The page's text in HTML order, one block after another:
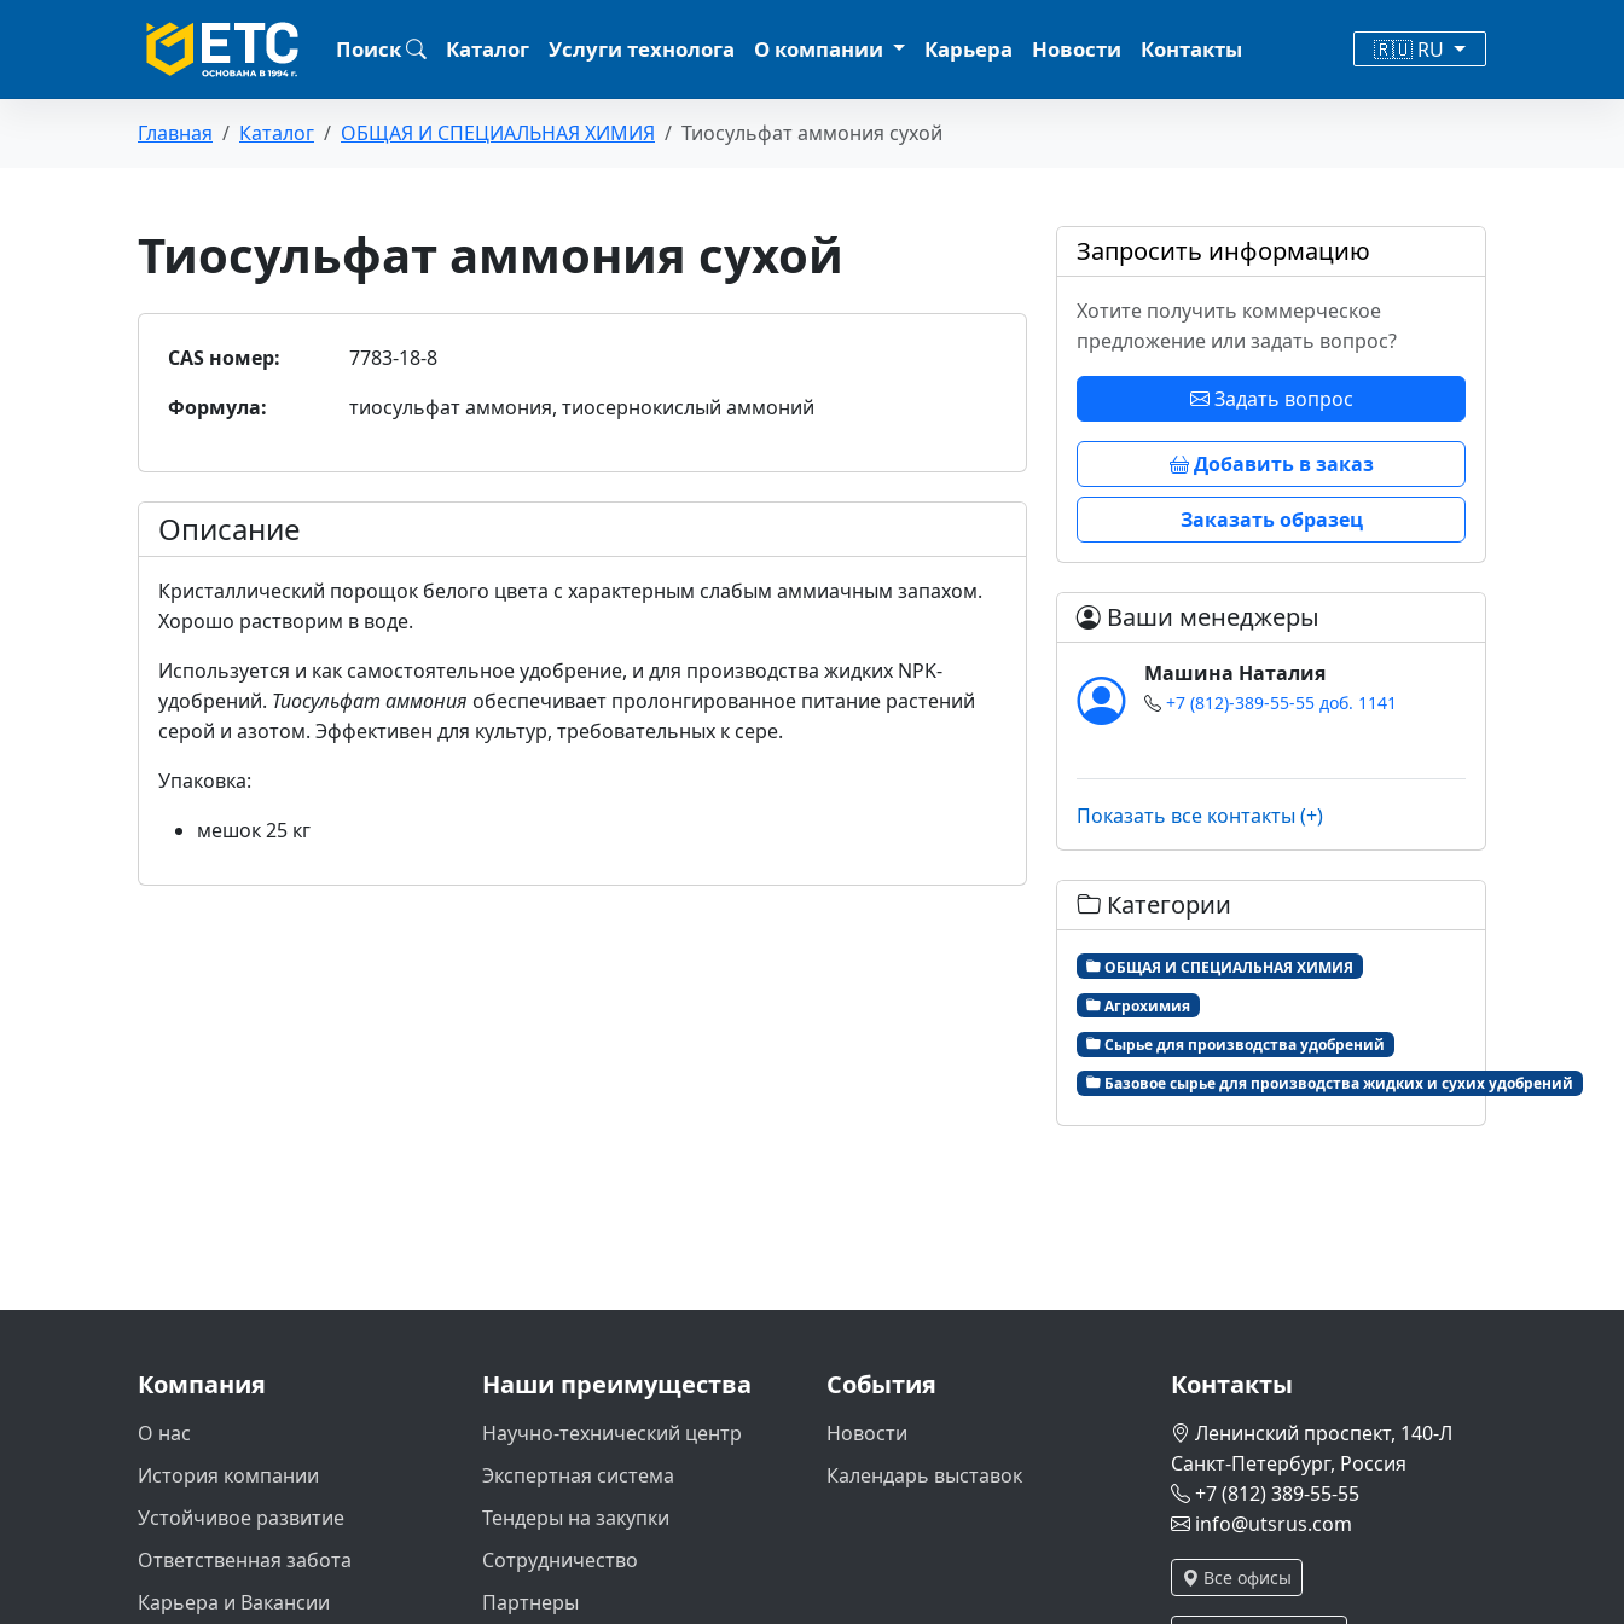
Поиск Каталог Услуги технолога О компании Карьера Новости Контакты 🇷🇺 RU
Главная Каталог ОБЩАЯ И СПЕЦИАЛЬНАЯ ХИМИЯ Тиосульфат аммония сухой
Тиосульфат аммония сухой
CAS номер:
7783-18-8
Формула:
тиосульфат аммония, тиосернокислый аммоний
Описание
Кристаллический порощок белого цвета с характерным слабым аммиачным запахом.
Хорошо растворим в воде.
Используется и как самостоятельное удобрение, и для производства жидких NPK-
удобрений. Тиосульфат аммония обеспечивает пролонгированное питание растений
серой и азотом. Эффективен для культур, требовательных к сере.
Упаковка:
мешок 25 кг
Запросить информацию
Хотите получить коммерческое
предложение или задать вопрос?
Задать вопрос
Добавить в заказ
Заказать образец
Ваши менеджеры
Машина Наталия
+7 (812)-389-55-55 доб. 1141
Показать все контакты (+)
Категории
ОБЩАЯ И СПЕЦИАЛЬНАЯ ХИМИЯ
Агрохимия
Сырье для производства удобрений
Базовое сырье для производства жидких и сухих удобрений
Компания
О нас
История компании
Устойчивое развитие
Ответственная забота
Карьера и Вакансии
Наши преимущества
Научно-технический центр
Экспертная система
Тендеры на закупки
Сотрудничество
Партнеры
События
Новости
Календарь выставок
Контакты
Ленинский проспект, 140-Л
Санкт-Петербург, Россия
+7 (812) 389-55-55
info@utsrus.com
Все офисы